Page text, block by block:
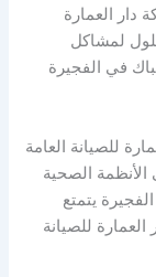
دار العمارة
لمشاكل
في الفجيرة
للصيانة العامة
الصحية
يتمتع
للصيانة